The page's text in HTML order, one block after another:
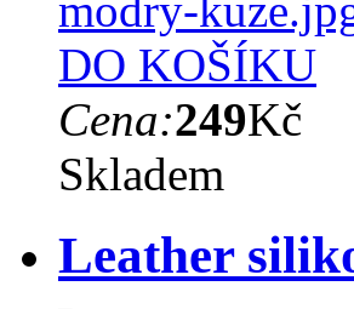
DO KOŠÍKU
Cena:249Kč
Skladem
Leather